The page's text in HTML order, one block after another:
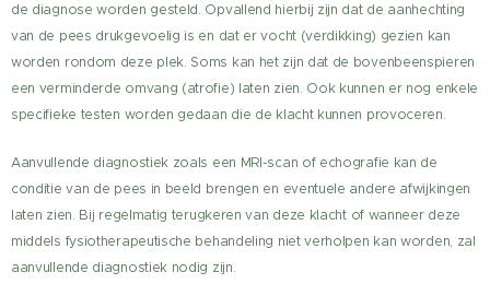
de diagnose worden gesteld. Opvallend hierbij zijn dat de aanhechting
van de pees drukgevoelig is en dat er vocht (verdikking) gezien kan
worden rondom deze plek. Soms kan het zijn dat de bovenbeenspieren
een verminderde omvang (atrofie) laten zien. Ook kunnen er nog enkele
specifieke testen worden gedaan die de klacht kunnen provoceren.
Aanvullende diagnostiek zoals een MRI-scan of echografie kan de
conditie van de pees in beeld brengen en eventuele andere afwijkingen
laten zien. Bij regelmatig terugkeren van deze klacht of wanneer deze
middels fysiotherapeutische behandeling niet verholpen kan worden, zal
aanvullende diagnostiek nodig zijn.